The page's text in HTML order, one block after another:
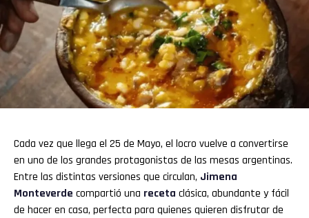
Cada vez que llega el 25 de Mayo, el locro vuelve a convertirse
en uno de los grandes protagonistas de las mesas argentinas.
Entre las distintas versiones que circulan, Jimena
Monteverde compartió una receta clásica, abundante y fácil
de hacer en casa, perfecta para quienes quieren disfrutar de